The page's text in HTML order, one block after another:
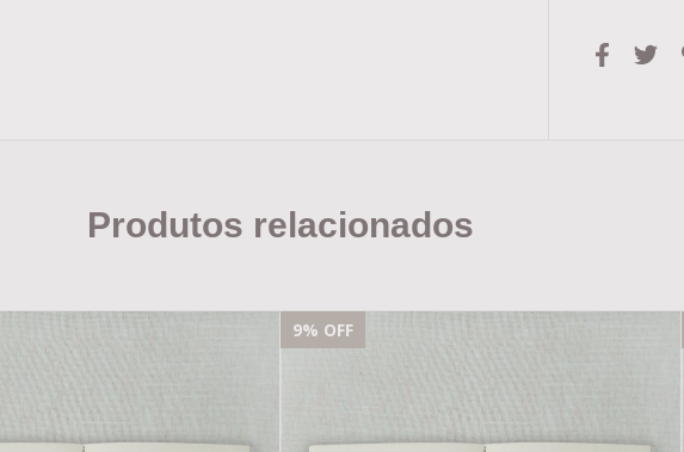
Produtos relacionados
9% OFF